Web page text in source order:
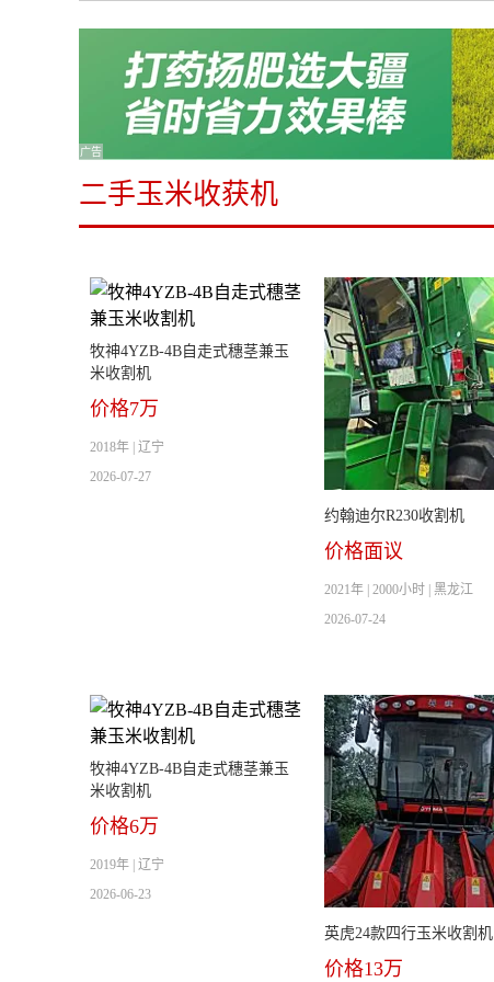
广告
二手玉米收获机
牧神4YZB-4B自走式穗茎兼玉
米收割机
价格7万
2018年 | 辽宁
2026-07-27
约翰迪尔R230收割机
价格面议
2021年 | 2000小时 | 黑龙江
2026-07-24
牧神4YZB-4B自走式穗茎兼玉
米收割机
价格6万
2019年 | 辽宁
2026-06-23
英虎24款四行玉米收割机
价格13万